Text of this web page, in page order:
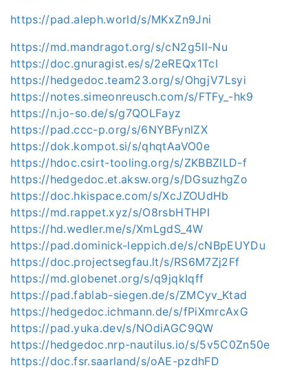
https://pad.aleph.world/s/MKxZn9Jni
https://md.mandragot.org/s/cN2g5Il-Nu
https://doc.gnuragist.es/s/2eREQx1TcI
https://hedgedoc.team23.org/s/OhgjV7Lsyi
https://notes.simeonreusch.com/s/FTFy_-hk9
https://n.jo-so.de/s/g7QOLFayz
https://pad.ccc-p.org/s/6NYBFynlZX
https://dok.kompot.si/s/qhqtAaVO0e
https://hdoc.csirt-tooling.org/s/ZKBBZlLD-f
https://hedgedoc.et.aksw.org/s/DGsuzhgZo
https://doc.hkispace.com/s/XcJZOUdHb
https://md.rappet.xyz/s/O8rsbHTHPI
https://hd.wedler.me/s/XmLgdS_4W
https://pad.dominick-leppich.de/s/cNBpEUYDu
https://doc.projectsegfau.lt/s/RS6M7Zj2Ff
https://md.globenet.org/s/q9jqkIqff
https://pad.fablab-siegen.de/s/ZMCyv_Ktad
https://hedgedoc.ichmann.de/s/fPiXmrcAxG
https://pad.yuka.dev/s/NOdiAGC9QW
https://hedgedoc.nrp-nautilus.io/s/5v5C0Zn50e
https://doc.fsr.saarland/s/oAE-pzdhFD